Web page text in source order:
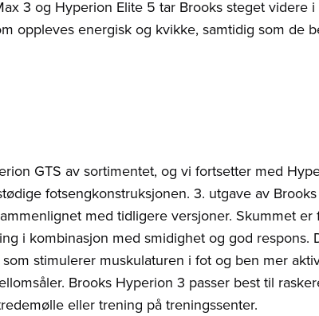
3 og Hyperion Elite 5 tar Brooks steget videre
oppleves energisk og kvikke, samtidig som de
GTS av sortimentet, og vi fortsetter med
fotsengkonstruksjonen. 3. utgave av
med tidligere versjoner. Skummet er
i kombinasjon med smidighet og god respons.
stimulerer muskulaturen i fot og ben mer
Brooks Hyperion 3 passer best til
eller trening på treningssenter.